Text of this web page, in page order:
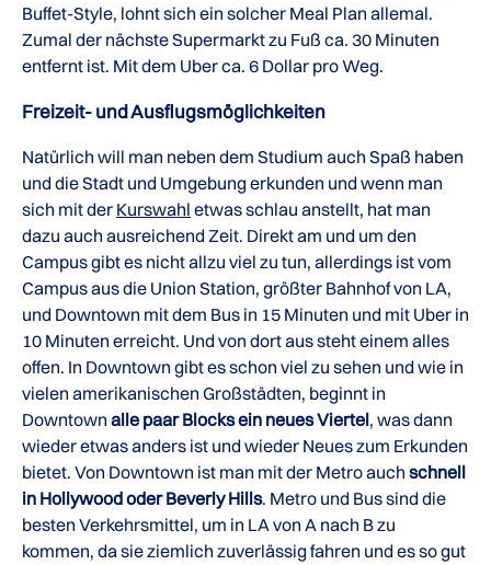
Buffet-Style, lohnt sich ein solcher Meal Plan allemal.
Zumal der nächste Supermarkt zu Fuß ca. 30 Minuten
entfernt ist. Mit dem Uber ca. 6 Dollar pro Weg.
Freizeit- und Ausflugsmöglichkeiten
Natürlich will man neben dem Studium auch Spaß haben
und die Stadt und Umgebung erkunden und wenn man
sich mit der Kurswahl etwas schlau anstellt, hat man
dazu auch ausreichend Zeit. Direkt am und um den
Campus gibt es nicht allzu viel zu tun, allerdings ist vom
Campus aus die Union Station, größter Bahnhof von LA,
und Downtown mit dem Bus in 15 Minuten und mit Uber in
10 Minuten erreicht. Und von dort aus steht einem alles
offen. In Downtown gibt es schon viel zu sehen und wie in
vielen amerikanischen Großstädten, beginnt in
Downtown alle paar Blocks ein neues Viertel, was dann
wieder etwas anders ist und wieder Neues zum Erkunden
bietet. Von Downtown ist man mit der Metro auch schnell
in Hollywood oder Beverly Hills. Metro und Bus sind die
besten Verkehrsmittel, um in LA von A nach B zu
kommen, da sie ziemlich zuverlässig fahren und es so gut